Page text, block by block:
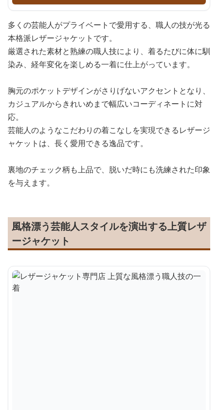
多くの芸能人がプライベートで愛用する、職人の技が光る
本格派レザージャケットです。
厳選された素材と熟練の職人技により、着るたびに体に馴
染み、経年変化を楽しめる一着に仕上がっています。
胸元のポケットデザインがさりげないアクセントとなり、
カジュアルからきれいめまで幅広いコーディネートに対
応。
芸能人のようなこだわりの着こなしを実現できるレザージ
ャケットは、長く愛用できる逸品です。
裏地のチェック柄も上品で、脱いだ時にも洗練された印象
を与えます。
風格漂う芸能人スタイルを演出する上質レザ
ージャケット